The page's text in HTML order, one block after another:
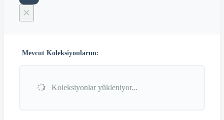
×
Mevcut Koleksiyonlarım:
Koleksiyonlar yükleniyor...